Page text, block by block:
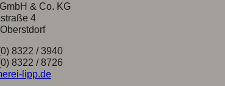
& Co. KG
4
8322 / 3940
8322 / 8726
lipp.de